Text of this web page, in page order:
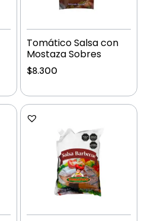
Tomático Salsa con
Mostaza Sobres
$8.300